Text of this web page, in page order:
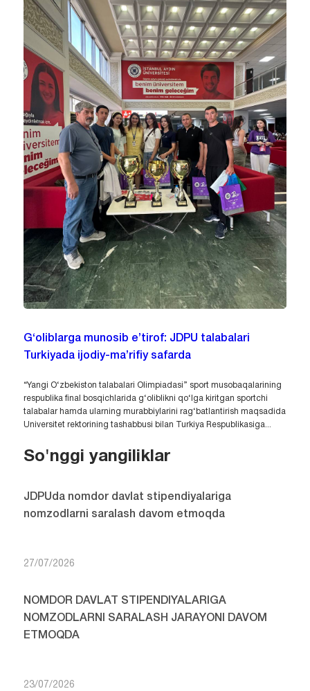
G‘oliblarga munosib e’tirof: JDPU talabalari
Turkiyada ijodiy-ma’rifiy safarda
“Yangi O‘zbekiston talabalari Olimpiadasi” sport musobaqalarining
respublika final bosqichlarida g‘oliblikni qo‘lga kiritgan sportchi
talabalar hamda ularning murabbiylarini rag‘batlantirish maqsadida
Universitet rektorining tashabbusi bilan Turkiya Respublikasiga...
So'nggi yangiliklar
JDPUda nomdor davlat stipendiyalariga
nomzodlarni saralash davom etmoqda
27/07/2026
NOMDOR DAVLAT STIPENDIYALARIGA
NOMZODLARNI SARALASH JARAYONI DAVOM
ETMOQDA
23/07/2026